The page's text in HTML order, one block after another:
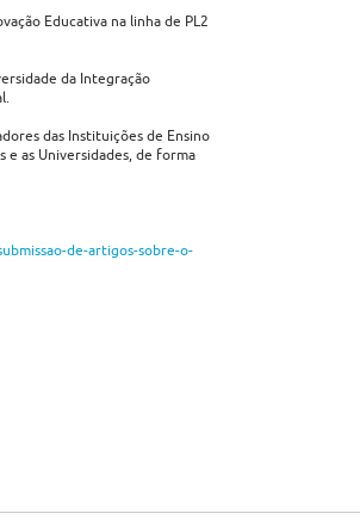
Educativa na linha de PL2
da Integração
das Instituições de Ensino
e as Universidades, de forma
de-artigos-sobre-o-